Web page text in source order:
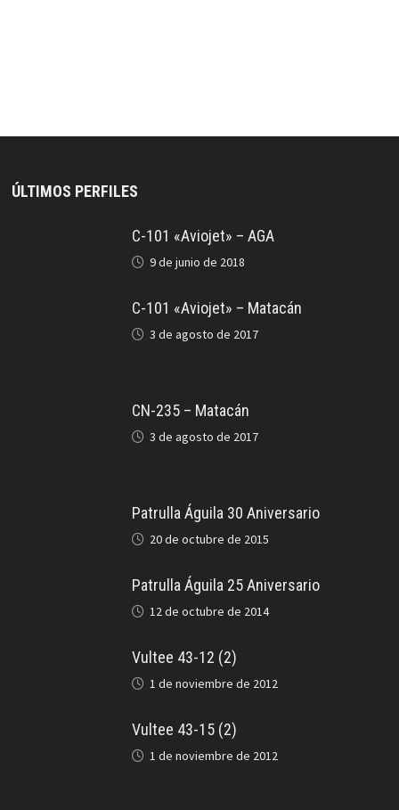
ÚLTIMOS PERFILES
C-101 «Aviojet» – AGA
9 de junio de 2018
C-101 «Aviojet» – Matacán
3 de agosto de 2017
CN-235 – Matacán
3 de agosto de 2017
Patrulla Águila 30 Aniversario
20 de octubre de 2015
Patrulla Águila 25 Aniversario
12 de octubre de 2014
Vultee 43-12 (2)
1 de noviembre de 2012
Vultee 43-15 (2)
1 de noviembre de 2012